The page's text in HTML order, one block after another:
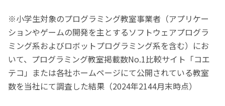
※小学生対象のプログラミング教室事業者（アプリケー
ションやゲームの開発を主とするソフトウェアプログラ
ミング系およびロボットプログラミング系を含む）にお
いて、プログラミング教室掲載数No.1比較サイト「コエ
テコ」または各社ホームページにて公開されている教室
数を当社にて調査した結果（2024年2144月末時点）